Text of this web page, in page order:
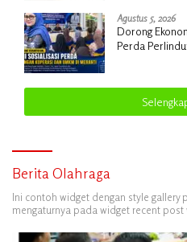
Agustus 5, 2026
Dorong
Perda
Berita Olahraga
Ini contoh widget dengan style
mengaturnya pada widget recent